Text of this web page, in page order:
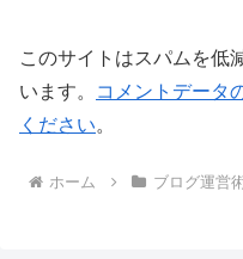
このサイトはスパムを低
います。
コメントデータ
ください。
ホーム ブログ運営